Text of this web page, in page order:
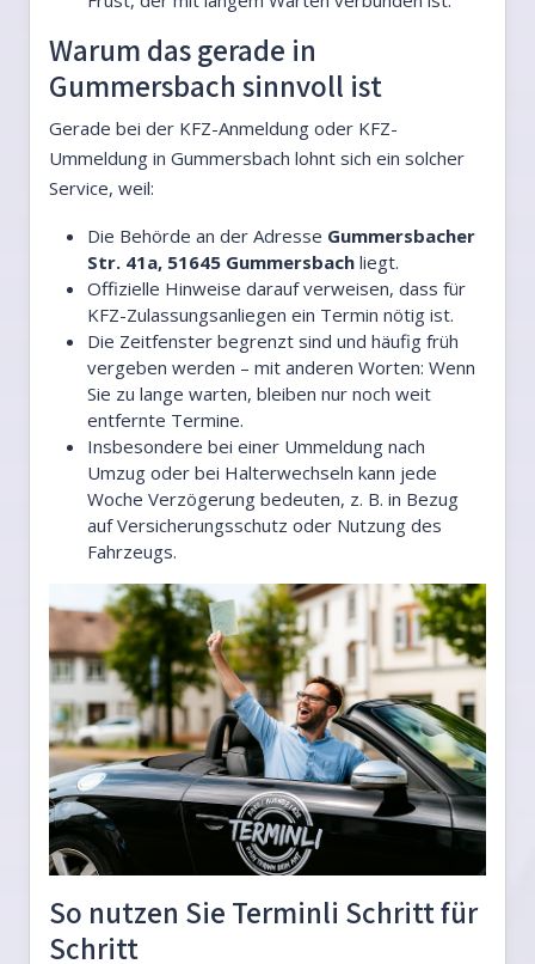
Warum das gerade in
Gummersbach sinnvoll ist
Gerade bei der KFZ-Anmeldung oder KFZ-
Ummeldung in Gummersbach lohnt sich ein solcher
Service, weil:
Die Behörde an der Adresse Gummersbacher
Str. 41a, 51645 Gummersbach liegt.
Offizielle Hinweise darauf verweisen, dass für
KFZ-Zulassungsanliegen ein Termin nötig ist.
Die Zeitfenster begrenzt sind und häufig früh
vergeben werden – mit anderen Worten: Wenn
Sie zu lange warten, bleiben nur noch weit
entfernte Termine.
Insbesondere bei einer Ummeldung nach
Umzug oder bei Halterwechseln kann jede
Woche Verzögerung bedeuten, z. B. in Bezug
auf Versicherungsschutz oder Nutzung des
Fahrzeugs.
So nutzen Sie Terminli Schritt für
Schritt